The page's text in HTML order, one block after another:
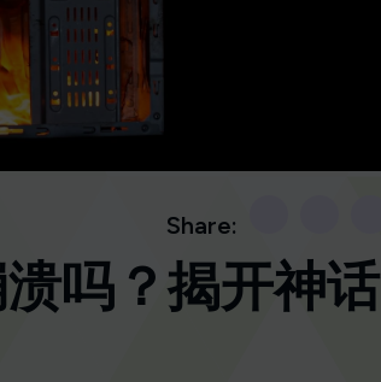
Share:
吗？揭开神话